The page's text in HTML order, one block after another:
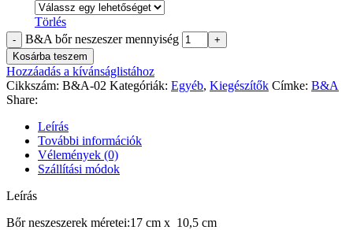
Törlés
B&A bőr neszeszer mennyiség
Kosárba teszem
Hozzáadás a kívánságlistához
Cikkszám: B&A-02 Kategóriák: Egyéb, Kiegészítők Címke: B&A
Share:
Leírás
További információk
Vélemények (0)
Szállítási módok
Leírás
Bőr neszeszerek méretei:17 cm x 10,5 cm